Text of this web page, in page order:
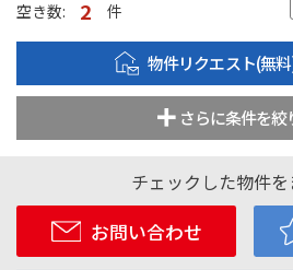
空き数:
2 件
物件リクエスト(無
さらに条件を絞
チェックした物件
お問い合わせ